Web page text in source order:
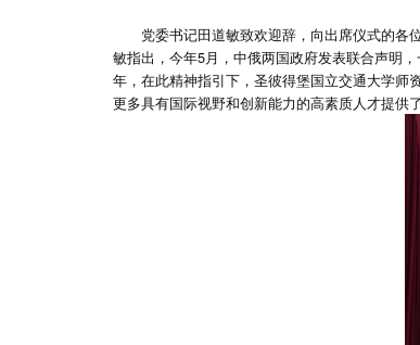
党委书记田道敏致欢迎辞，向出席仪式的各
敏指出，今年5月，中俄两国政府发表联合声明
年，在此精神指引下，圣彼得堡国立交通大学师
更多具有国际视野和创新能力的高素质人才提供